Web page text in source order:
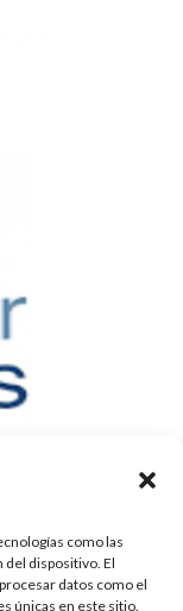
como las
del dispositivo. El
datos como el
únicas en este sitio.